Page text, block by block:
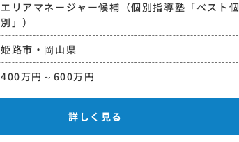
エリアマネージャー候補（個別指導塾「ベスト個
別」）
姫路市・岡山県
400万円～600万円
詳しく見る